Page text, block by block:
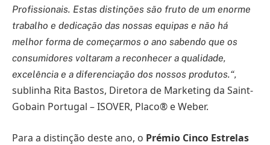
Profissionais. Estas distinções são fruto de um enorme
trabalho e dedicação das nossas equipas e não há
melhor forma de começarmos o ano sabendo que os
consumidores voltaram a reconhecer a qualidade,
excelência e a diferenciação dos nossos produtos.“,
sublinha Rita Bastos, Diretora de Marketing da Saint-
Gobain Portugal – ISOVER, Placo® e Weber.
Para a distinção deste ano, o Prémio Cinco Estrelas